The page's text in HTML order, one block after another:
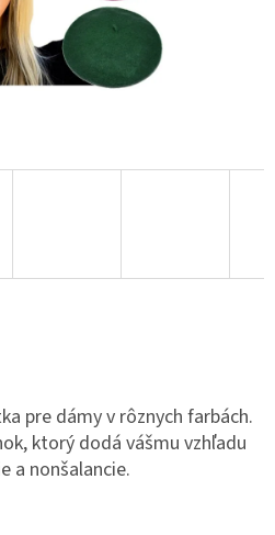
pre dámy v rôznych farbách.
ktorý dodá vášmu vzhľadu
a nonšalancie.